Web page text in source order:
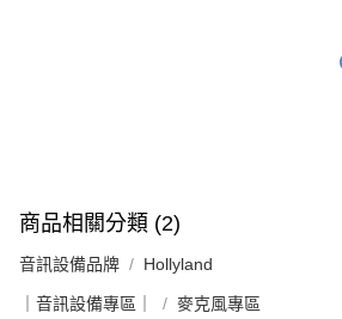
商品相關分類 (2)
音訊設備品牌 Hollyland
｜音訊設備專區｜ 麥克風專區